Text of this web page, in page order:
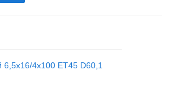
4x100 ET45 D60,1